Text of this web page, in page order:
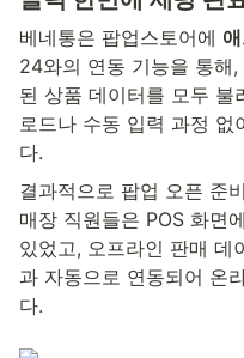
베네통은 팝업스토어에
24와의 연동 기능을 통해
된 상품 데이터를 모두 불
로드나 수동 입력 과정 없
다.
결과적으로 팝업 오픈 준
매장 직원들은 POS 화면
있었고, 오프라인 판매 데
과 자동으로 연동되어 온
다.